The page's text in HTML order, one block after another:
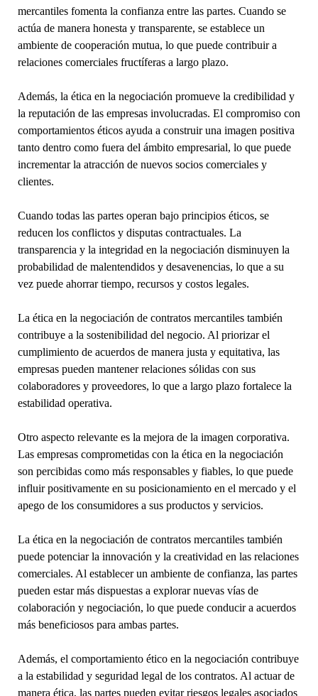
mercantiles fomenta la confianza entre las partes. Cuando se
actúa de manera honesta y transparente, se establece un
ambiente de cooperación mutua, lo que puede contribuir a
relaciones comerciales fructíferas a largo plazo.
Además, la ética en la negociación promueve la credibilidad y
la reputación de las empresas involucradas. El compromiso con
comportamientos éticos ayuda a construir una imagen positiva
tanto dentro como fuera del ámbito empresarial, lo que puede
incrementar la atracción de nuevos socios comerciales y
clientes.
Cuando todas las partes operan bajo principios éticos, se
reducen los conflictos y disputas contractuales. La
transparencia y la integridad en la negociación disminuyen la
probabilidad de malentendidos y desavenencias, lo que a su
vez puede ahorrar tiempo, recursos y costos legales.
La ética en la negociación de contratos mercantiles también
contribuye a la sostenibilidad del negocio. Al priorizar el
cumplimiento de acuerdos de manera justa y equitativa, las
empresas pueden mantener relaciones sólidas con sus
colaboradores y proveedores, lo que a largo plazo fortalece la
estabilidad operativa.
Otro aspecto relevante es la mejora de la imagen corporativa.
Las empresas comprometidas con la ética en la negociación
son percibidas como más responsables y fiables, lo que puede
influir positivamente en su posicionamiento en el mercado y el
apego de los consumidores a sus productos y servicios.
La ética en la negociación de contratos mercantiles también
puede potenciar la innovación y la creatividad en las relaciones
comerciales. Al establecer un ambiente de confianza, las partes
pueden estar más dispuestas a explorar nuevas vías de
colaboración y negociación, lo que puede conducir a acuerdos
más beneficiosos para ambas partes.
Además, el comportamiento ético en la negociación contribuye
a la estabilidad y seguridad legal de los contratos. Al actuar de
manera ética, las partes pueden evitar riesgos legales asociados